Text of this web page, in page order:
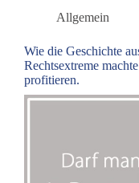
Allgemein
Wie die Geschichte
Rechtsextreme
profitieren.